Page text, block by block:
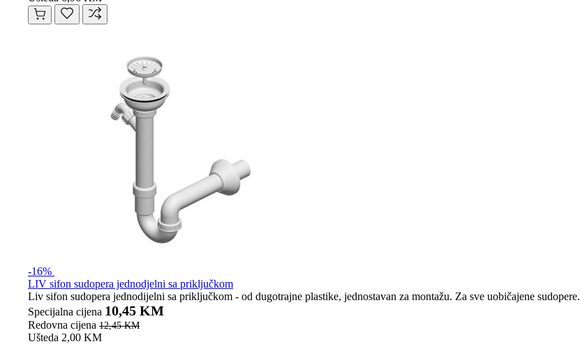
-16%
LIV sifon sudopera jednodjelni sa priključkom
Liv sifon sudopera jednodijelni sa priključkom - od dugotrajne plastike, jednostavan za montažu. Za sve uobičajene sudopere.
Specijalna cijena 10,45 KM
Redovna cijena 12,45 KM
Ušteda 2,00 KM